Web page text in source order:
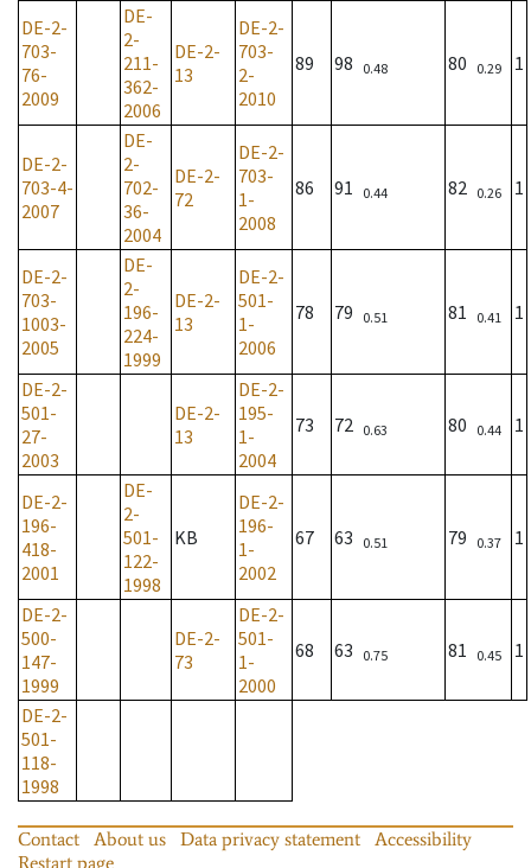
DE-2-
703-
76-
2009
DE-
2-
211-
362-
2006
DE-2-
13
DE-2-
703-
2-
2010
89 98 0.48 80 0.29 1
DE-2-
703-4-
2007
DE-
2-
702-
36-
2004
DE-2-
72
DE-2-
703-
1-
2008
86 91 0.44 82 0.26 1
DE-2-
703-
1003-
2005
DE-
2-
196-
224-
1999
DE-2-
13
DE-2-
501-
1-
2006
78 79 0.51 81 0.41 1
DE-2-
501-
27-
2003
DE-2-
13
DE-2-
195-
1-
2004
73 72 0.63 80 0.44 1
DE-2-
196-
418-
2001
DE-
2-
501-
122-
1998
KB
DE-2-
196-
1-
2002
67 63 0.51 79 0.37 1
DE-2-
500-
147-
1999
DE-2-
73
DE-2-
501-
1-
2000
68 63 0.75 81 0.45 1
DE-2-
501-
118-
1998
Contact About us Data privacy statement
Accessibility
Restart page